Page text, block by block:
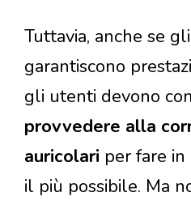
Tuttavia, anche se
garantiscono
gli utenti devono
provvedere alla
auricolari per fare
il più possibile. Ma